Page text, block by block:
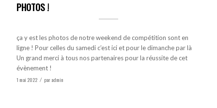
PHOTOS !
ça y est les photos de notre weekend de compétition sont en
ligne ! Pour celles du samedi c’est ici et pour le dimanche par là
Un grand merci à tous nos partenaires pour la réussite de cet
évènement !
1 mai 2022 / paradmin